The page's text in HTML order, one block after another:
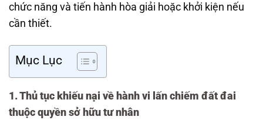
chức năng và tiến hành hòa giải hoặc khởi kiện nếu
cần thiết.
Mục Lục
1. Thủ tục khiếu nại về hành vi lấn chiếm đất đai
thuộc quyền sở hữu tư nhân